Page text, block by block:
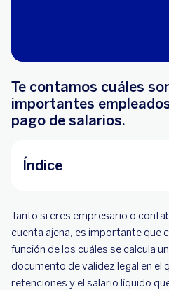
Te contamos cuáles
importantes
pago de salarios.
Índice
Conceptos para el
Otros conceptos que
nómina y su
Tanto si eres empresario o
cuenta ajena, es importante que
función de los cuáles se calcula
documento de validez legal en el
retenciones y el salario líquido